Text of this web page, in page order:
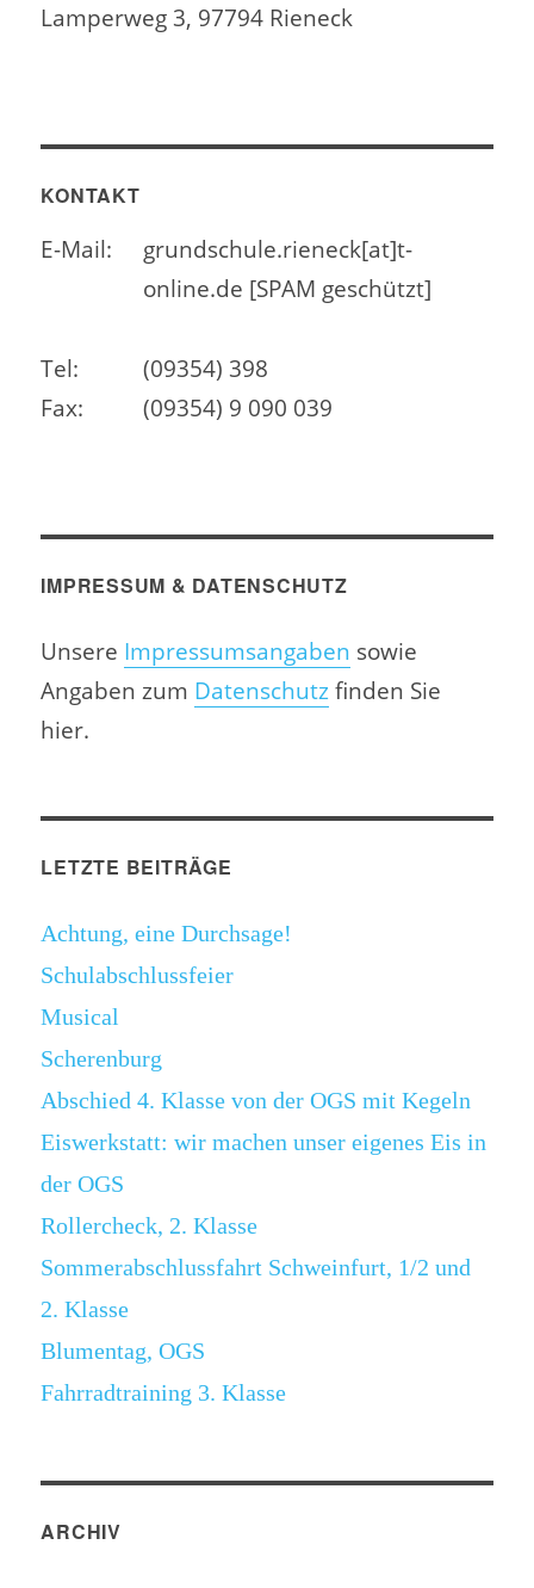
Lamperweg 3, 97794 Rieneck
KONTAKT
E-Mail:
grundschule.rieneck[at]t-
online.de [SPAM geschützt]
Tel:
(09354) 398
Fax:
(09354) 9 090 039
IMPRESSUM & DATENSCHUTZ
Unsere Impressumsangaben sowie
Angaben zum Datenschutzfinden Sie
hier.
LETZTE BEITRÄGE
Achtung, eine Durchsage!
Schulabschlussfeier
Musical
Scherenburg
Abschied 4. Klasse von der OGS mit Kegeln
Eiswerkstatt: wir machen unser eigenes Eis in
der OGS
Rollercheck, 2. Klasse
Sommerabschlussfahrt Schweinfurt, 1/2 und
2. Klasse
Blumentag, OGS
Fahrradtraining 3. Klasse
ARCHIV